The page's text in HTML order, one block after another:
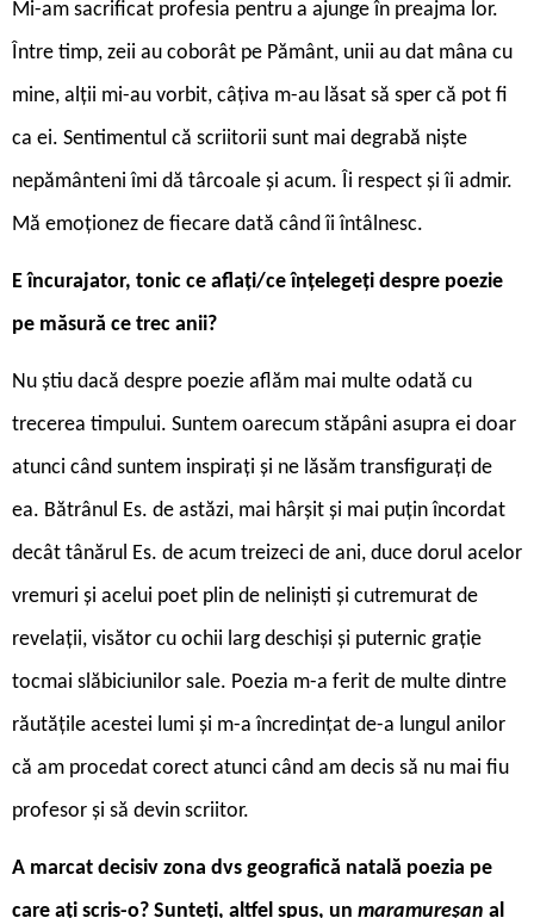
Mi-am sacrificat profesia pentru a ajunge în preajma lor.
Între timp, zeii au coborât pe Pământ, unii au dat mâna cu
mine, alții mi-au vorbit, câțiva m-au lăsat să sper că pot fi
ca ei. Sentimentul că scriitorii sunt mai degrabă niște
nepământeni îmi dă târcoale și acum. Îi respect și îi admir.
Mă emoționez de fiecare dată când îi întâlnesc.
E încurajator, tonic ce aflați/ce înțelegeți despre poezie
pe măsură ce trec anii?
Nu știu dacă despre poezie aflăm mai multe odată cu
trecerea timpului. Suntem oarecum stăpâni asupra ei doar
atunci când suntem inspirați și ne lăsăm transfigurați de
ea. Bătrânul Es. de astăzi, mai hârșit și mai puțin încordat
decât tânărul Es. de acum treizeci de ani, duce dorul acelor
vremuri și acelui poet plin de neliniști și cutremurat de
revelații, visător cu ochii larg deschiși și puternic grație
tocmai slăbiciunilor sale. Poezia m-a ferit de multe dintre
răutățile acestei lumi și m-a încredințat de-a lungul anilor
că am procedat corect atunci când am decis să nu mai fiu
profesor și să devin scriitor.
A marcat decisiv zona dvs geografică natală poezia pe
care ați scris-o? Sunteți, altfel spus, un maramureșan al